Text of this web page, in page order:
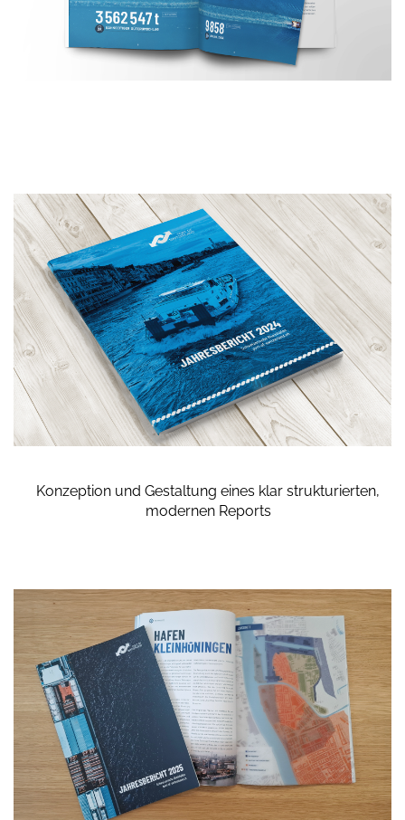
Konzeption und Gestaltung eines klar strukturierten,
modernen Reports